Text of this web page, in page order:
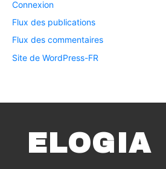
Connexion
Flux des publications
Flux des commentaires
Site de WordPress-FR
ELOGIA